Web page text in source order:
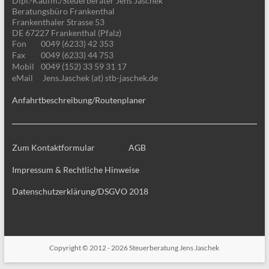
Beratungsbüro Frankenthal
Frankenthaler Strasse 53
DE 67227 Frankenthal (Pfalz)
Fon
0049 (6233) 42 353
Fax
0049 (6233) 44 753
Mobil
0049 (152) 33 59 31 17
eMail
Jens.Jaschek (at) stb-jaschek.de
Anfahrtbeschreibung/Routenplaner
Zum Kontaktformular AGB
Impressum & Rechtliche Hinweise
Datenschutzerklärung/DSGVO 2018
Copyright © 2012 - 2026Steuerberatung Jens Jaschek